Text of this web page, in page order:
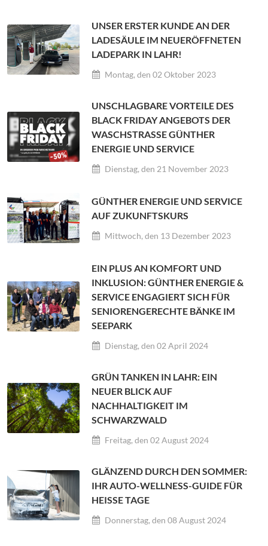
UNSER ERSTER KUNDE AN DER
LADESÄULE IM NEUERÖFFNETEN
LADEPARK IN LAHR!
Montag, den 02 Oktober 2023
UNSCHLAGBARE VORTEILE DES
BLACK FRIDAY ANGEBOTS DER
WASCHSTRASSE GÜNTHER E
NERGIE UND SERVICE
Dienstag, den 21 November 2023
GÜNTHER ENERGIE UND SERVICE
AUF ZUKUNFTSKURS
Mittwoch, den 13 Dezember 2023
EIN PLUS AN KOMFORT UND
INKLUSION: GÜNTHER ENERGIE &
SERVICE ENGAGIERT SICH FÜR
SENIORENGERECHTE BÄNKE IM
SEEPARK
Dienstag, den 02 April 2024
GRÜN TANKEN IN LAHR: EIN
NEUER BLICK AUF
NACHHALTIGKEIT IM
SCHWARZWALD
Freitag, den 02 August 2024
GLÄNZEND DURCH DEN SOMMER:
IHR AUTO-WELLNESS-GUIDE FÜR
HEISSE TAGE
Donnerstag, den 08 August 2024